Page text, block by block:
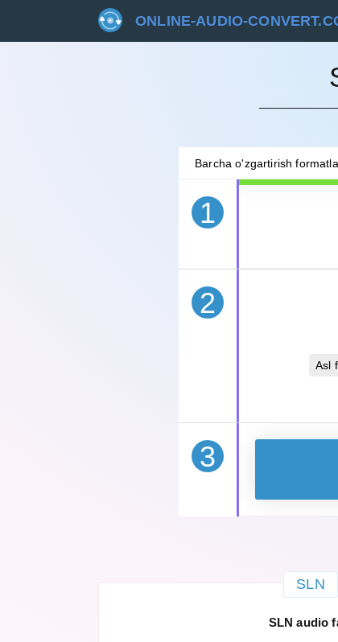
ONLINE-AUDIO-
Barcha o'zgartirish
1
2
Asl
3
SLN
SLN audio